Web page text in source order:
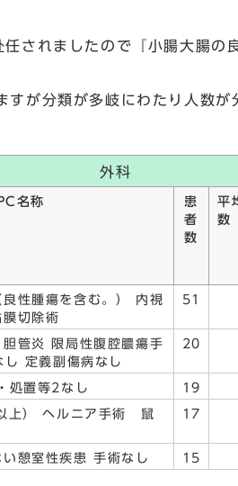
されましたので『小腸大腸の
すが分類が多岐にわたり人数
外科
名称
患
者
数
平
数
性腫瘍を含む。） 内視
切除術
51
管炎 限局性腹腔膿瘍手
定義副傷病なし
20
処置等2なし 19
上） ヘルニア手術 鼠
17
憩室性疾患 手術なし 15